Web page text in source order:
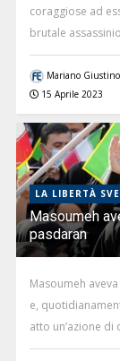
coraggiose ad
brutale
Mariano Giustino
15 Aprile 2023
LA LIBERTÀ
Masoumeh
pasdaran
Masoumeh
e,
atto un’azione di